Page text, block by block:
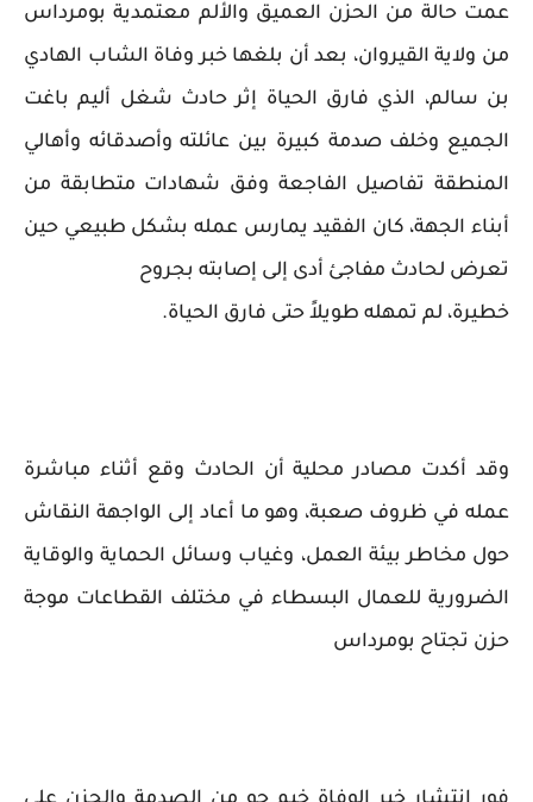
عمت حالة من الحزن العميق والألم معتمدية بومرداس
من ولاية القيروان، بعد أن بلغها خبر وفاة الشاب الهادي
بن سالم، الذي فارق الحياة إثر حادث شغل أليم باغت
الجميع وخلف صدمة كبيرة بين عائلته وأصدقائه وأهالي
المنطقة تفاصيل الفاجعة وفق شهادات متطابقة من
أبناء الجهة، كان الفقيد يمارس عمله بشكل طبيعي حين
تعرض لحادث مفاجئ أدى إلى إصابته بجروح
خطيرة، لم تمهله طويلاً حتى فارق الحياة.
وقد أكدت مصادر محلية أن الحادث وقع أثناء مباشرة
عمله في ظروف صعبة، وهو ما أعاد إلى الواجهة النقاش
حول مخاطر بيئة العمل، وغياب وسائل الحماية والوقاية
الضرورية للعمال البسطاء في مختلف القطاعات موجة
حزن تجتاح بومرداس